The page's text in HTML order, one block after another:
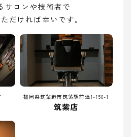
サロンや技術者で
だければ幸いです。
福岡県筑紫野市筑紫駅前通1-150-1
筑紫店